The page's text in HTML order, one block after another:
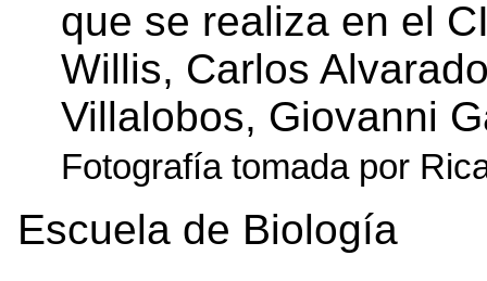
que se realiza en el
Willis, Carlos
Villalobos, Giovanni
Fotografía tomada por
Escuela de Biología